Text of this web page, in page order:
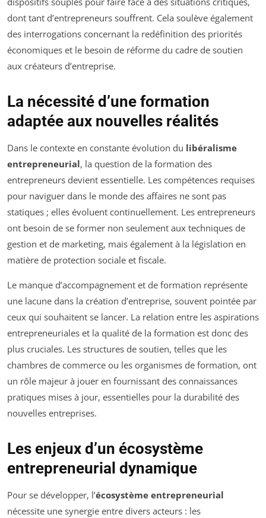
dont tant d’entrepreneurs souffrent. Cela soulève également
des interrogations concernant la redéfinition des priorités
économiques et le besoin de réforme du cadre de soutien
aux créateurs d’entreprise.
La nécessité d’une formation
adaptée aux nouvelles réalités
Dans le contexte en constante évolution du libéralisme
entrepreneurial, la question de la formation des
entrepreneurs devient essentielle. Les compétences requises
pour naviguer dans le monde des affaires ne sont pas
statiques ; elles évoluent continuellement. Les entrepreneurs
ont besoin de se former non seulement aux techniques de
gestion et de marketing, mais également à la législation en
matière de protection sociale et fiscale.
Le manque d’accompagnement et de formation représente
une lacune dans la création d’entreprise, souvent pointée par
ceux qui souhaitent se lancer. La relation entre les aspirations
entrepreneuriales et la qualité de la formation est donc des
plus cruciales. Les structures de soutien, telles que les
chambres de commerce ou les organismes de formation, ont
un rôle majeur à jouer en fournissant des connaissances
pratiques mises à jour, essentielles pour la durabilité des
nouvelles entreprises.
Les enjeux d’un écosystème
entrepreneurial dynamique
Pour se développer, l’écosystème entrepreneurial
nécessite une synergie entre divers acteurs : les